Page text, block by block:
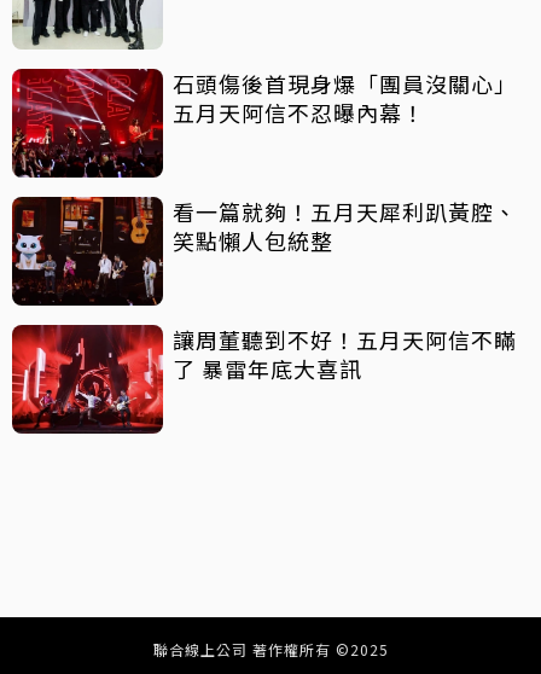
石頭傷後首現身爆「團員沒關心」
五月天阿信不忍曝內幕！
看一篇就夠！五月天犀利趴黃腔、
笑點懶人包統整
讓周董聽到不好！五月天阿信不瞞
了 暴雷年底大喜訊
聯合線上公司 著作權所有 ©2025